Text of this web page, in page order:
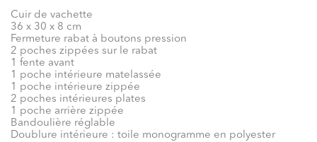
Cuir de vachette
36 x 30 x 8 cm
Fermeture rabat à boutons pression
2 poches zippées sur le rabat
1 fente avant
1 poche intérieure matelassée
1 poche intérieure zippée
2 poches intérieures plates
1 poche arrière zippée
Bandoulière réglable
Doublure intérieure : toile monogramme en polyester